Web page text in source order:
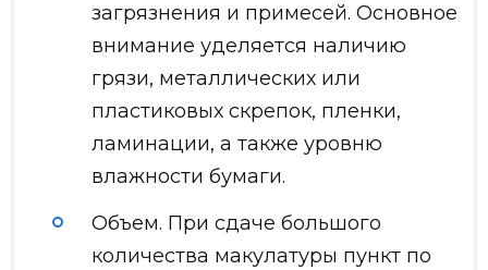
загрязнения и примесей. Основное
внимание уделяется наличию
грязи, металлических или
пластиковых скрепок, пленки,
ламинации, а также уровню
влажности бумаги.
Объем. При сдаче большого
количества макулатуры пункт по